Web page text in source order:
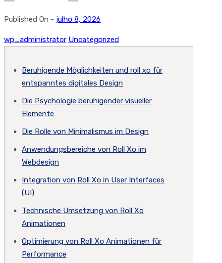
Published On - julho 8, 2026
wp_administrator Uncategorized
Beruhigende Möglichkeiten und roll xo für
entspanntes digitales Design
Die Psychologie beruhigender visueller
Elemente
Die Rolle von Minimalismus im Design
Anwendungsbereiche von Roll Xo im
Webdesign
Integration von Roll Xo in User Interfaces
(UI)
Technische Umsetzung von Roll Xo
Animationen
Optimierung von Roll Xo Animationen für
Performance